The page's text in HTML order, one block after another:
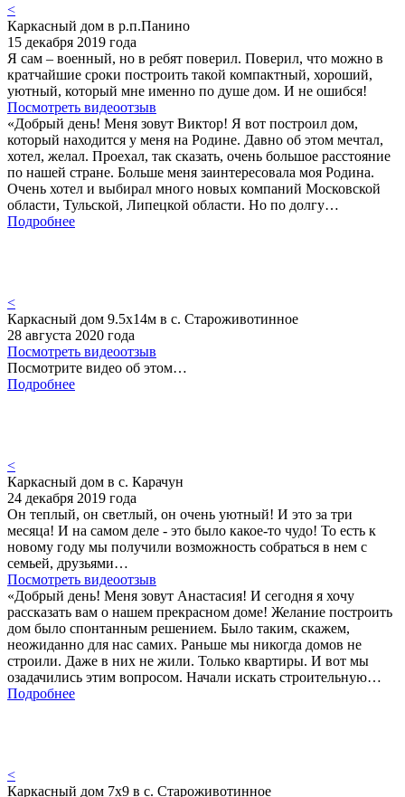
<
Каркасный дом в р.п.Панино
15 декабря 2019 года
Я сам – военный, но в ребят поверил. Поверил, что можно в
кратчайшие сроки построить такой компактный, хороший,
уютный, который мне именно по душе дом. И не ошибся!
Посмотреть видеоотзыв
«Добрый день! Меня зовут Виктор! Я вот построил дом,
который находится у меня на Родине. Давно об этом мечтал,
хотел, желал. Проехал, так сказать, очень большое расстояние
по нашей стране. Больше меня заинтересовала моя Родина.
Очень хотел и выбирал много новых компаний Московской
области, Тульской, Липецкой области. Но по долгу…
Подробнее
<
Каркасный дом 9.5х14м в с. Староживотинное
28 августа 2020 года
Посмотреть видеоотзыв
Посмотрите видео об этом…
Подробнее
<
Каркасный дом в с. Карачун
24 декабря 2019 года
Он теплый, он светлый, он очень уютный! И это за три
месяца! И на самом деле - это было какое-то чудо! То есть к
новому году мы получили возможность собраться в нем с
семьей, друзьями…
Посмотреть видеоотзыв
«Добрый день! Меня зовут Анастасия! И сегодня я хочу
рассказать вам о нашем прекрасном доме! Желание построить
дом было спонтанным решением. Было таким, скажем,
неожиданно для нас самих. Раньше мы никогда домов не
строили. Даже в них не жили. Только квартиры. И вот мы
озадачились этим вопросом. Начали искать строительную…
Подробнее
<
Каркасный дом 7х9 в с. Староживотинное